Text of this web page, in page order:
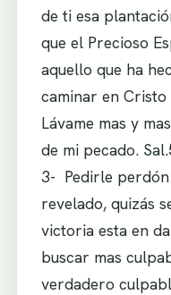
de ti esa
que el Precioso
aquello que ha
caminar en Cristo
Lávame mas y
de mi pecado.
3- Pedirle perdón
revelado, quizás
victoria esta en
buscar mas
verdadero